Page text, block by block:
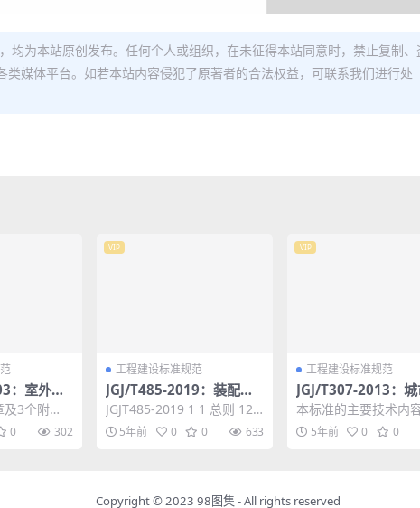
均为本站原创发布。任何个人或组织，在未征得本站同意时，禁止复制、
媒体平台。如若本站内容侵犯了原著者的合法权益，可联系我们进行处
：室外给
工程抗
及3个附
、主要符
本要求、
0 302
VIP
工程建设标准规范
JGJ/T485-2019：装配式
住宅建筑检测技术标准
JGJT485-2019 1 1 总则 12 2
术语 13 3 基本规定 16...
5年前 0 0 633
VIP
工程建设标准规范
JGJ/T307-2013：
明节能评价标准
本标准的主要技术内
总则;2.术语;3.基本规
项项目评价指标;...
5年前 0 0
Copyright © 2023 98图集- All rights reserved